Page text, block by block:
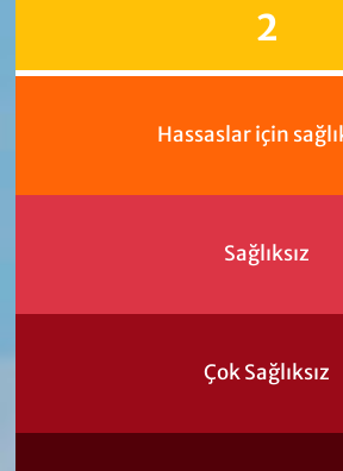
2
Hassaslar için
Sağlıksız
Çok Sağlıksız